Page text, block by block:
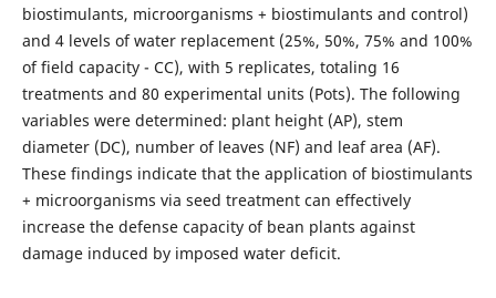
biostimulants, microorganisms + biostimulants and control)
and 4 levels of water replacement (25%, 50%, 75% and 100%
of field capacity - CC), with 5 replicates, totaling 16
treatments and 80 experimental units (Pots). The following
variables were determined: plant height (AP), stem
diameter (DC), number of leaves (NF) and leaf area (AF).
These findings indicate that the application of biostimulants
+ microorganisms via seed treatment can effectively
increase the defense capacity of bean plants against
damage induced by imposed water deficit.